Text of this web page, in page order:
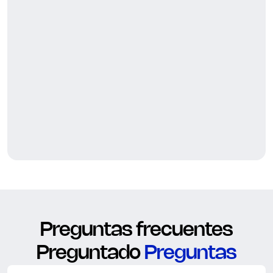
Preguntas frecuentes
Preguntado Preguntas